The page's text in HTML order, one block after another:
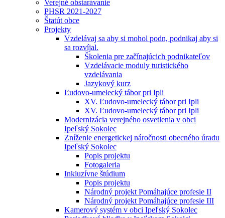
Verejné obstarávanie
PHSR 2021-2027
Štatút obce
Projekty
Vzdelávaj sa aby si mohol podn, podnikaj aby si
sa rozvíjal.
Školenia pre začínajúcich podnikateľov
Vzdelávacie moduly turistického
vzdelávania
Jazykový kurz
Ľudovo-umelecký tábor pri Ipli
XV. Ľudovo-umelecký tábor pri Ipli
XV. Ľudovo-umelecký tábor pri Ipli
Modernizácia verejného osvetlenia v obci
Ipeľský Sokolec
Zníženie energetickej náročnosti obecného úradu
Ipeľský Sokolec
Popis projektu
Fotogaleria
Inkluzívne štúdium
Popis projektu
Národný projekt Pomáhajúce profesie II
Národný projekt Pomáhajúce profesie III
Kamerový systém v obci Ipeľský Sokolec